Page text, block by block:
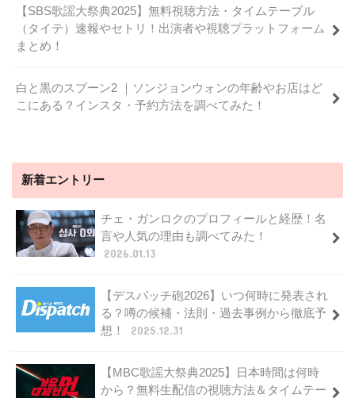
【SBS歌謡大祭典2025】無料視聴方法・タイムテーブル
（タイテ）速報やセトリ！出演者や視聴プラットフォーム
まとめ！
白と黒のスプーン2 ｜ソンジョンウォンの年齢やお店はど
こにある？インスタ・予約方法を調べてみた！
新着エントリー
チェ・ガンロクのプロフィールと経歴！名
言や人気の理由も調べてみた！
2026.01.13
【デスパッチ砲2026】いつ何時に発表され
る？噂の候補・法則・過去事例から徹底予
想！
2025.12.31
【MBC歌謡大祭典2025】日本時間は何時
から？無料生配信の視聴方法＆タイムテー